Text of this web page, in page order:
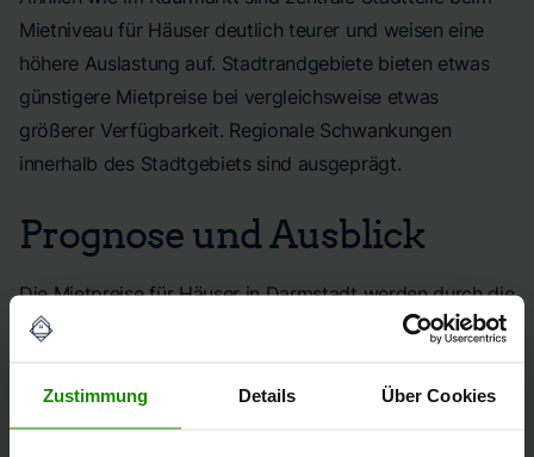
Zustimmung Details Über Cookies
Mietniveau für Häuser deutlich teurer und weisen eine
höhere Auslastung auf. Stadtrandgebiete bieten etwas
günstigere Mietpreise bei vergleichsweise etwas
größerer Verfügbarkeit. Regionale Schwankungen
innerhalb des Stadtgebiets sind ausgeprägt.
Prognose und Ausblick
Die Mietpreise für Häuser in Darmstadt werden durch die
anhaltende Knappheit und geringe Neubauaktivität
nachhaltigen Preisanstieg. Solange keine signifikante
Belebung der Bautätigkeit einsetzt, bleibt das Angebot